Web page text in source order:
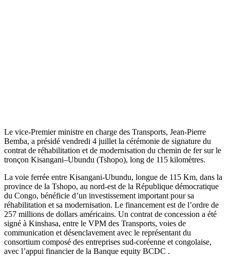
Le vice-Premier ministre en charge des Transports, Jean-Pierre
Bemba, a présidé vendredi 4 juillet la cérémonie de signature du
contrat de réhabilitation et de modernisation du chemin de fer sur le
tronçon Kisangani–Ubundu (Tshopo), long de 115 kilomètres.
La voie ferrée entre Kisangani-Ubundu, longue de 115 Km, dans la
province de la Tshopo, au nord-est de la République démocratique
du Congo, bénéficie d’un investissement important pour sa
réhabilitation et sa modernisation. Le financement est de l’ordre de
257 millions de dollars américains. Un contrat de concession a été
signé à Kinshasa, entre le VPM des Transports, voies de
communication et désenclavement avec le représentant du
consortium composé des entreprises sud-coréenne et congolaise,
avec l’appui financier de la Banque equity BCDC .